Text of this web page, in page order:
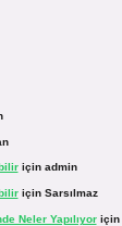
için admin
için Sarsılmaz
Neler Yapılıyoriçin